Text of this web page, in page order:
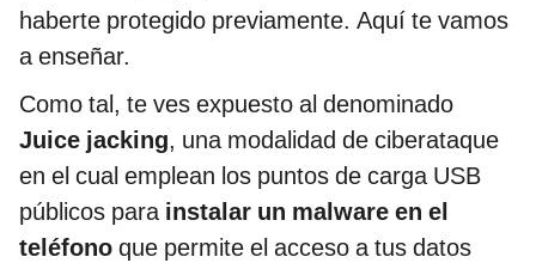
haberte protegido previamente. Aquí te vamos
a enseñar.
Como tal, te ves expuesto al denominado
Juice jacking, una modalidad de ciberataque
en el cual emplean los puntos de carga USB
públicos para instalar un malware en el
teléfono que permite el acceso a tus datos